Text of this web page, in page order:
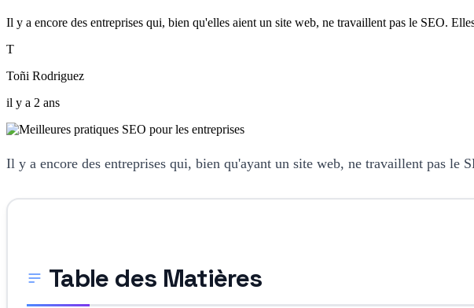
Il y a encore des entreprises qui, bien qu'elles aient un site web, ne travaillent pas le SEO.
T
Toñi Rodriguez
il y a 2 ans
Il y a encore des entreprises qui, bien qu'ayant un site web, ne travaillent pas
Table des Matières